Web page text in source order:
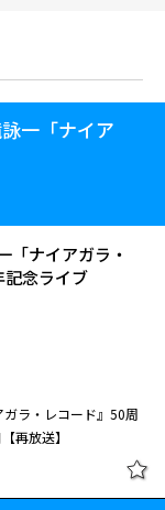
一「ナイア
ナイアガラ・
記念ライブ
ガラ・レコード』50周
再放送】